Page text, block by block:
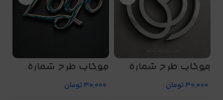
موکاپ طرح شماره
5047
30,000تومان
موکاپ طرح شماره
5048
30,000تومان